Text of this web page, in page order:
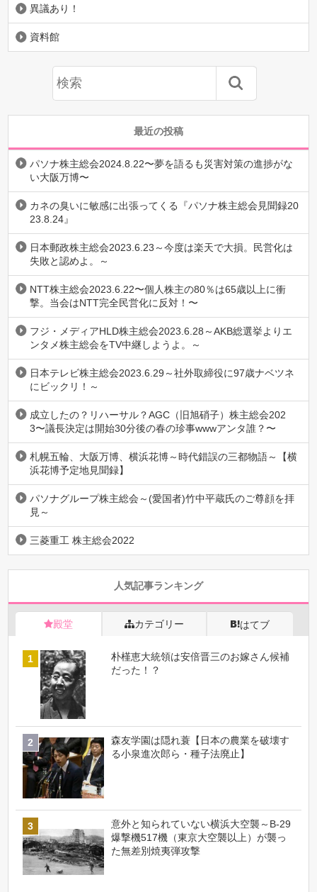
異議あり！
資料館
最近の投稿
パソナ株主総会2024.8.22〜夢を語るも災害対策の進捗がな
い大阪万博〜
カネの臭いに敏感に出張ってくる『パソナ株主総会見聞録20
23.8.24』
日本郵政株主総会2023.6.23～今度は楽天で大損。民営化は
失敗と認めよ。～
NTT株主総会2023.6.22〜個人株主の80％は65歳以上に衝
撃。当会はNTT完全民営化に反対！〜
フジ・メディアHLD株主総会2023.6.28～AKB総選挙よりエ
ンタメ株主総会をTV中継しようよ。～
日本テレビ株主総会2023.6.29～社外取締役に97歳ナベツネ
にビックリ！～
成立したの？リハーサル？AGC（旧旭硝子）株主総会202
3〜議長決定は開始30分後の春の珍事wwwアンタ誰？〜
札幌五輪、大阪万博、横浜花博～時代錯誤の三都物語～【横
浜花博予定地見聞録】
パソナグループ株主総会～(愛国者)竹中平蔵氏のご尊顔を拝
見～
三菱重工 株主総会2022
人気記事ランキング
殿堂 カテゴリー はてブ
朴槿恵大統領は安倍晋三のお嫁さん候補
だった！？
森友学園は隠れ蓑【日本の農業を破壊す
る小泉進次郎ら・種子法廃止】
意外と知られていない横浜大空襲～B-29
爆撃機517機（東京大空襲以上）が襲っ
た無差別焼夷弾攻撃